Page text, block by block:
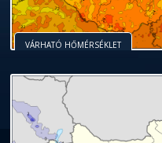
VÁRHATÓ HŐMÉRSÉKLET